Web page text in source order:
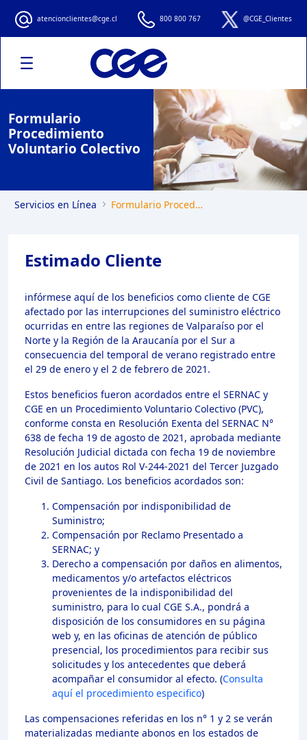
Formulario Procedimiento
atencionclientes@cge.cl 800 800 767 @CGE_Clientes
Formulario
Procedimiento
Voluntario Colectivo
Servicios en Línea Formulario Procedimiento Voluntario Colectivo
Estimado Cliente
infórmese aquí de los beneficios como cliente de CGE
afectado por las interrupciones del suministro eléctrico
ocurridas en entre las regiones de Valparaíso por el
Norte y la Región de la Araucanía por el Sur a
consecuencia del temporal de verano registrado entre
el 29 de enero y el 2 de febrero de 2021.
Estos beneficios fueron acordados entre el SERNAC y
CGE en un Procedimiento Voluntario Colectivo (PVC),
conforme consta en Resolución Exenta del SERNAC N°
638 de fecha 19 de agosto de 2021, aprobada mediante
Resolución Judicial dictada con fecha 19 de noviembre
de 2021 en los autos Rol V-244-2021 del Tercer Juzgado
Civil de Santiago. Los beneficios acordados son:
Compensación por indisponibilidad de
Suministro;
Compensación por Reclamo Presentado a
SERNAC; y
Derecho a compensación por daños en alimentos,
medicamentos y/o artefactos eléctricos
provenientes de la indisponibilidad del
suministro, para lo cual CGE S.A., pondrá a
disposición de los consumidores en su página
web y, en las oficinas de atención de público
presencial, los procedimientos para recibir sus
solicitudes y los antecedentes que deberá
acompañar el consumidor al efecto. (Consulta
aquí el procedimiento especifico)
Las compensaciones referidas en los n° 1 y 2 se verán
materializadas mediante abonos en los estados de